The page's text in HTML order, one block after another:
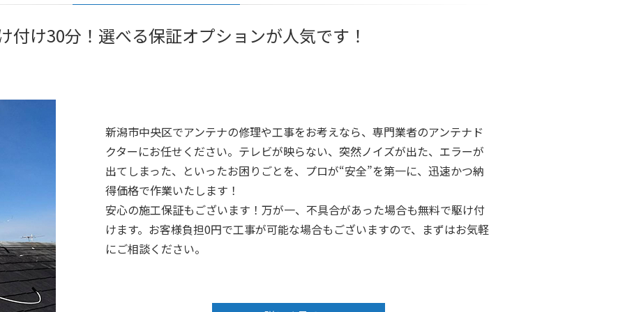
付け30分！選べる保証オプションが人気です！
新潟市中央区でアンテナの修理や工事をお考えなら、専門業者のアンテナド
クターにお任せください。テレビが映らない、突然ノイズが出た、エラーが
出てしまった、といったお困りごとを、プロが“安全”を第一に、迅速かつ納
得価格で作業いたします！
安心の施工保証もございます！万が一、不具合があった場合も無料で駆け付
けます。お客様負担0円で工事が可能な場合もございますので、まずはお気軽
にご相談ください。